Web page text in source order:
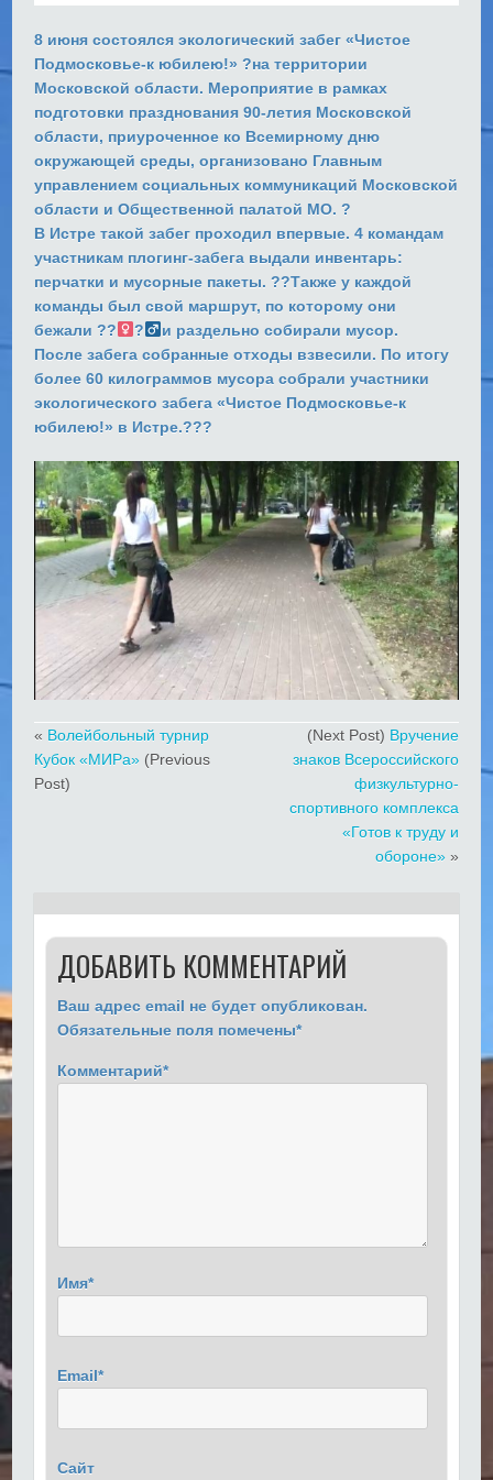
8 июня состоялся экологический забег «Чистое
Подмосковье-к юбилею!» ?на территории
Московской области. Мероприятие в рамках
подготовки празднования 90-летия Московской
области, приуроченное ко Всемирному дню
окружающей среды, организовано Главным
управлением социальных коммуникаций Московской
области и Общественной палатой МО. ?
В Истре такой забег проходил впервые. 4 командам
участникам плогинг-забега выдали инвентарь:
перчатки и мусорные пакеты. ??Также у каждой
команды был свой маршрут, по которому они
бежали ??‍
?‍
и раздельно собирали мусор.
После забега собранные отходы взвесили. По итогу
более 60 килограммов мусора собрали участники
экологического забега «Чистое Подмосковье-к
юбилею!» в Истре.???
« Волейбольный турнир
Кубок «МИРа» (Previous
Post)
(Next Post) Вручение
знаков Всероссийского
физкультурно-
спортивного комплекса
«Готов к труду и
обороне»»
ДОБАВИТЬ КОММЕНТАРИЙ
Ваш адрес email не будет опубликован.
Обязательные поля помечены*
Комментарий*
Имя*
Email*
Сайт